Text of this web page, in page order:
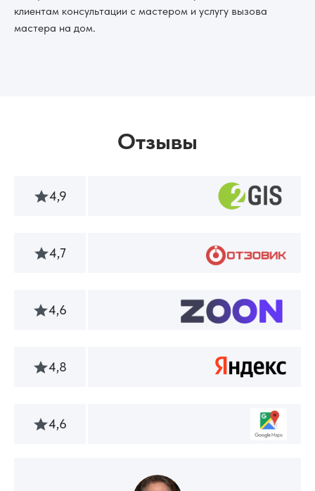
клиентам консультации с мастером и услугу вызова
мастера на дом.
Отзывы
4,9
4,7
4,6
4,8
4,6